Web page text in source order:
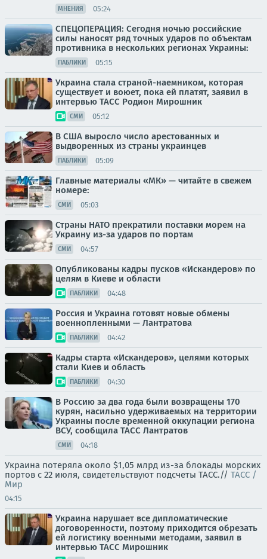
МНЕНИЯ 05:24
СПЕЦОПЕРАЦИЯ: Сегодня ночью российские
силы наносят ряд точных ударов по объектам
противника в нескольких регионах Украины:
ПАБЛИКИ 05:15
Украина стала страной-наемником, которая
существует и воюет, пока ей платят, заявил в
интервью ТАСС Родион Мирошник
СМИ 05:12
В США выросло число арестованных и
выдворенных из страны украинцев
ПАБЛИКИ 05:09
Главные материалы «МК» — читайте в свежем
номере:
СМИ 05:03
Страны НАТО прекратили поставки морем на
Украину из-за ударов по портам
СМИ 04:57
Опубликованы кадры пусков «Искандеров» по
целям в Киеве и области
ПАБЛИКИ 04:48
Россия и Украина готовят новые обмены
военнопленными — Лантратова
ПАБЛИКИ 04:42
Кадры старта «Искандеров», целями которых
стали Киев и область
ПАБЛИКИ 04:30
В Россию за два года были возвращены 170
курян, насильно удерживаемых на территории
Украины после временной оккупации региона
ВСУ, сообщила ТАСС Лантратов
СМИ 04:18
Украина потеряла около $1,05 млрд из-за блокады морских
портов с 22 июля, свидетельствуют подсчеты ТАСС.// ТАСС /
Мир
04:15
Украина нарушает все дипломатические
договоренности, поэтому приходится обрезать
ей логистику военными методами, заявил в
интервью ТАСС Мирошник